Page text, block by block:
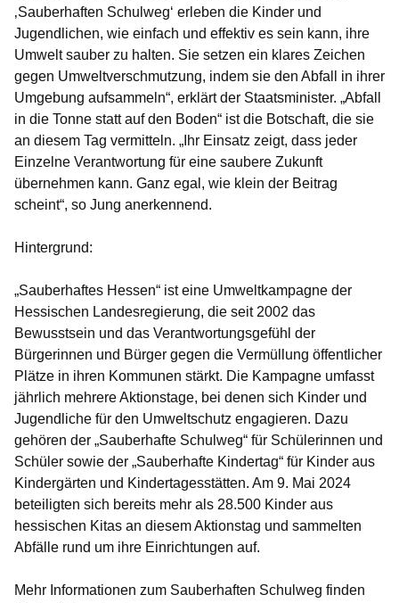
‚Sauberhaften Schulweg‘ erleben die Kinder und
Jugendlichen, wie einfach und effektiv es sein kann, ihre
Umwelt sauber zu halten. Sie setzen ein klares Zeichen
gegen Umweltverschmutzung, indem sie den Abfall in ihrer
Umgebung aufsammeln“, erklärt der Staatsminister. „Abfall
in die Tonne statt auf den Boden“ ist die Botschaft, die sie
an diesem Tag vermitteln. „Ihr Einsatz zeigt, dass jeder
Einzelne Verantwortung für eine saubere Zukunft
übernehmen kann. Ganz egal, wie klein der Beitrag
scheint“, so Jung anerkennend.
Hintergrund:
„Sauberhaftes Hessen“ ist eine Umweltkampagne der
Hessischen Landesregierung, die seit 2002 das
Bewusstsein und das Verantwortungsgefühl der
Bürgerinnen und Bürger gegen die Vermüllung öffentlicher
Plätze in ihren Kommunen stärkt. Die Kampagne umfasst
jährlich mehrere Aktionstage, bei denen sich Kinder und
Jugendliche für den Umweltschutz engagieren. Dazu
gehören der „Sauberhafte Schulweg“ für Schülerinnen und
Schüler sowie der „Sauberhafte Kindertag“ für Kinder aus
Kindergärten und Kindertagesstätten. Am 9. Mai 2024
beteiligten sich bereits mehr als 28.500 Kinder aus
hessischen Kitas an diesem Aktionstag und sammelten
Abfälle rund um ihre Einrichtungen auf.
Mehr Informationen zum Sauberhaften Schulweg finden